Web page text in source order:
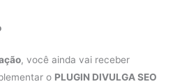
, você ainda vai receber
o PLUGIN DIVULGA SEO